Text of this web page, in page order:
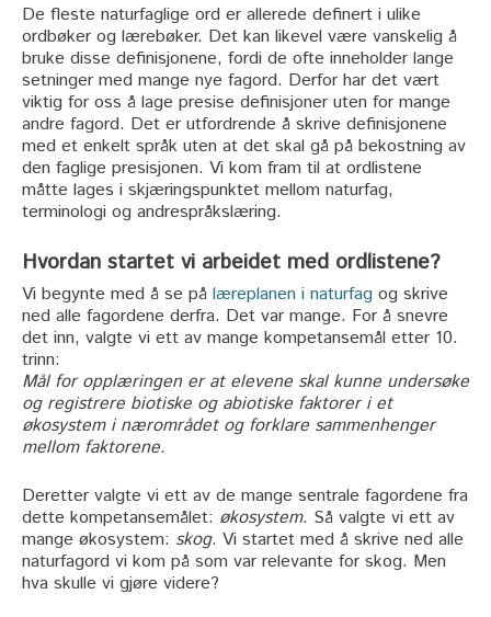
De fleste naturfaglige ord er allerede definert i ulike
ordbøker og lærebøker. Det kan likevel være vanskelig å
bruke disse definisjonene, fordi de ofte inneholder lange
setninger med mange nye fagord. Derfor har det vært
viktig for oss å lage presise definisjoner uten for mange
andre fagord. Det er utfordrende å skrive definisjonene
med et enkelt språk uten at det skal gå på bekostning av
den faglige presisjonen. Vi kom fram til at ordlistene
måtte lages i skjæringspunktet mellom naturfag,
terminologi og andrespråkslæring.
Hvordan startet vi arbeidet med ordlistene?
Vi begynte med å se på læreplanen i naturfag og skrive
ned alle fagordene derfra. Det var mange. For å snevre
det inn, valgte vi ett av mange kompetansemål etter 10.
trinn:
Mål for opplæringen er at elevene skal kunne undersøke
og registrere biotiske og abiotiske faktorer i et
økosystem i nærområdet og forklare sammenhenger
mellom faktorene.
Deretter valgte vi ett av de mange sentrale fagordene fra
dette kompetansemålet: økosystem. Så valgte vi ett av
mange økosystem: skog. Vi startet med å skrive ned alle
naturfagord vi kom på som var relevante for skog. Men
hva skulle vi gjøre videre?